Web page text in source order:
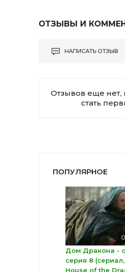
ОТЗЫВЫ И
НАПИСАТЬ ОТЗЫВ
Отзывов еще
стать
ПОПУЛЯРНОЕ
Дом Дракона -
серия 8
House of the